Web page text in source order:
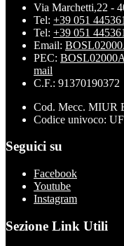
Via Marchetti,22 -
Tel: +39 051
Tel: +39 051
Email:
PEC:
mail
C.F.: 91370190372
Cod. Mecc. MIUR
Codice univoco:
Seguici su
Facebook
Youtube
Instagram
Sezione Link Utili